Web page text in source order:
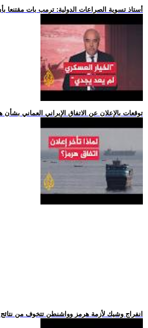
.. أستاذ تسوية الصراعات الدولية: ترمب بات مقتنعا
.. توقعات بالإعلان عن الاتفاق الإيراني العماني بشأن
.. انفراج وشيك لأزمة هرمز وواشنطن تتخوف من